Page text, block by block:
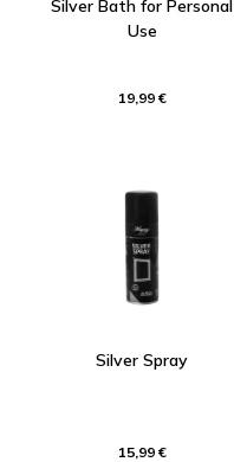
Silver Bath for Personal
Use
19,99 €
Silver Spray
15,99 €